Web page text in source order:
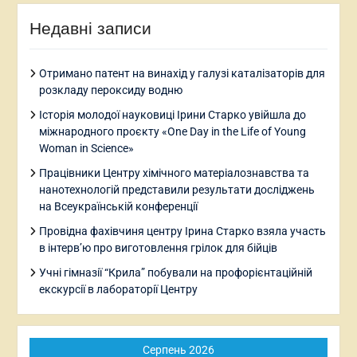
Недавні записи
Отримано патент на винахід у галузі каталізаторів для
розкладу пероксиду водню
Історія молодої науковиці Ірини Старко увійшла до
міжнародного проєкту «One Day in the Life of Young
Woman in Science»
Працівники Центру хімічного матеріалознавства та
нанотехнологій представили результати досліджень
на Всеукраїнській конференції
Провідна фахівчиня центру Ірина Старко взяла участь
в інтерв’ю про виготовлення грілок для бійців
Учні гімназії “Крила” побували на профорієнтаційній
екскурсії в лабораторії Центру
Серпень 2026